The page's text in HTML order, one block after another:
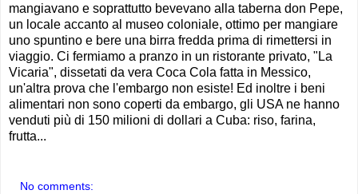
mangiavano e soprattutto bevevano alla taberna don Pepe,
un locale accanto al museo coloniale, ottimo per mangiare
uno spuntino e bere una birra fredda prima di rimettersi in
viaggio. Ci fermiamo a pranzo in un ristorante privato, "La
Vicaria", dissetati da vera Coca Cola fatta in Messico,
un'altra prova che l'embargo non esiste! Ed inoltre i beni
alimentari non sono coperti da embargo, gli USA ne hanno
venduti più di 150 milioni di dollari a Cuba: riso, farina,
frutta...
No comments: